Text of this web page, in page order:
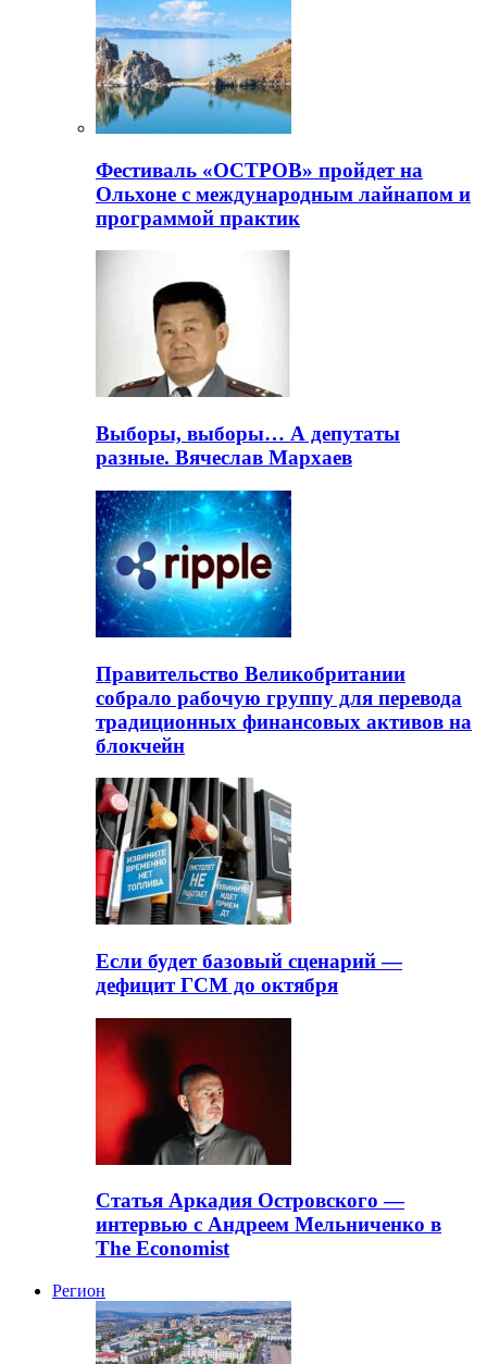
Фестиваль «ОСТРОВ» пройдет на
Ольхоне с международным лайнапом и
программой практик
Выборы, выборы… А депутаты
разные. Вячеслав Мархаев
Правительство Великобритании
собрало рабочую группу для перевода
традиционных финансовых активов на
блокчейн
Если будет базовый сценарий —
дефицит ГСМ до октября
Статья Аркадия Островского —
интервью с Андреем Мельниченко в
The Economist
Регион